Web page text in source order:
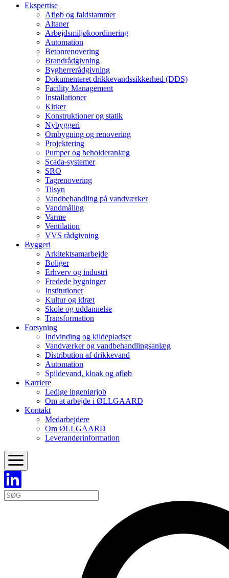
Ekspertise
Afløb og faldstammer
Altaner
Arbejdsmiljøkoordinering
Automation
Betonrenovering
Brandrådgivning
Bygherrerådgivning
Dokumenteret drikkevandssikkerhed (DDS)
Facility Management
Installationer
Kirker
Konstruktioner og statik
Nybyggeri
Ombygning og renovering
Projektering
Pumper og beholderanlæg
Scada-systemer
SRO
Tagrenovering
Tilsyn
Vandbehandling på vandværker
Vandmåling
Varme
Ventilation
VVS rådgivning
Byggeri
Arkitektsamarbejde
Boliger
Erhverv og industri
Fredede bygninger
Institutioner
Kultur og idræt
Skole og uddannelse
Transformation
Forsyning
Indvinding og kildepladser
Vandværker og vandbehandlingsanlæg
Distribution af drikkevand
Automation
Spildevand, kloak og afløb
Karriere
Ledige ingeniørjob
Om at arbejde i ØLLGAARD
Kontakt
Medarbejdere
Om ØLLGAARD
Leverandørinformation